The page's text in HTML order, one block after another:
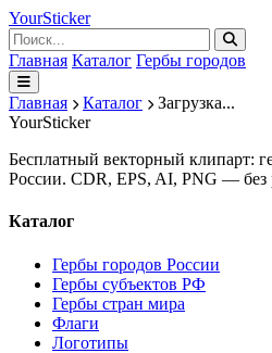
YourSticker
Главная Каталог Гербы городов
Главная Каталог
Загрузка...
YourSticker
Бесплатный векторный клипарт:
России. CDR, EPS, AI, PNG — без
Каталог
Гербы городов России
Гербы субъектов РФ
Гербы стран мира
Флаги
Логотипы